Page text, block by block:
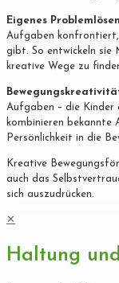
Eigenes
Aufgaben konfrontiert,
gibt. So entwickeln sie
kreative Wege zu
Aufgaben – die Kinder
kombinieren bekannte
Persönlichkeit in die
Kreative
auch das
sich auszudrücken.
✕
Haltung